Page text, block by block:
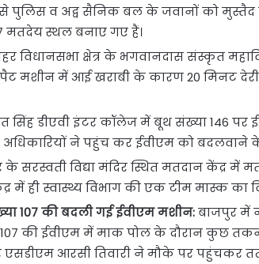
से पुलिस व अद्व सैनिक बल के जवानों को मुस्तैद
मतदेय स्थल बनाए गए हैं।
शहर विधानसभा क्षेत्र के भगवानदास संस्कृत
मशीन में आई खराबी के कारण 20 मिनट
सिंह डीएवी इंटर कॉलेज में बूथ संख्या 146
अधिकारियों ने पहुंच कर ईवीएम को बदलवाने
के सरस्वती विद्या मंदिर स्थित मतदान केंद्र में
में ही स्वास्थ्य विभाग की एक टीम मास्क का
107 की बदली गई ईवीएम मशीन:बाजपुर में
की ईवीएम में माक पोल के दौरान कुछ
एसडीएम आरसी तिवारी ने मौके पर पहुंचकर